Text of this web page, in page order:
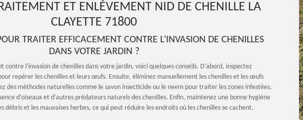
ET ENLÈVEMENT NID DE CHENILLE LA
CLAYETTE 71800
TRAITER EFFICACEMENT CONTRE L'INVASION DE CHENILLES
DANS VOTRE JARDIN ?
contre l'invasion de chenilles dans votre jardin, voici quelques conseils. D'abord, inspectez
repérer les chenilles et leurs œufs. Ensuite, éliminez manuellement les chenilles et les œufs
des méthodes naturelles comme le savon insecticide ou le neem pour traiter les zones infestées.
d'oiseaux et d'autres prédateurs naturels des chenilles. Enfin, maintenez une bonne hygiène
débris et les mauvaises herbes, ce qui peut réduire les endroits où les chenilles se cachent.